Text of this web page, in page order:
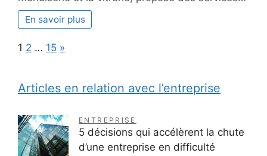
En savoir plus
Page:
1 2 … 15 Next
»
Articles en relation avec l’entreprise
ENTREPRISE
5 décisions qui accélèrent la chute
d’une entreprise en difficulté